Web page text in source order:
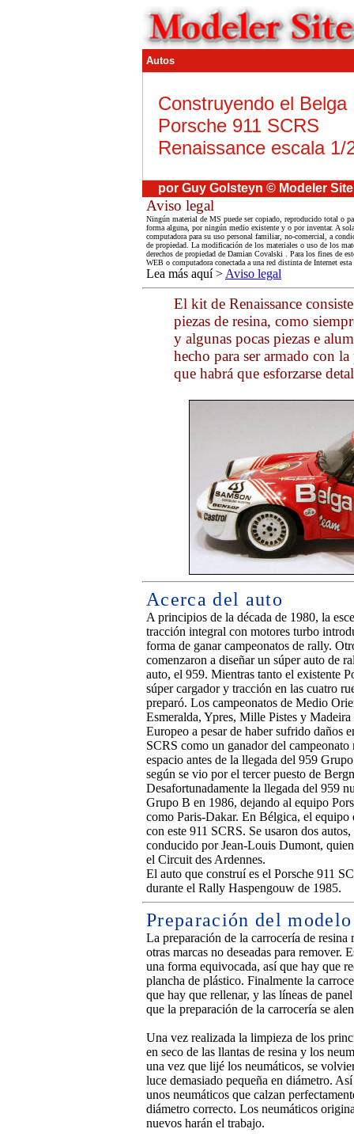
Autos
Construyendo el Belga
Porsche 911 SCRS
Renaissance escala 1/
por Guy Golsteyn © Modeler Site
Aviso legal
Ningún material de MS puede ser copiado, reproducido total o
forma alguna, por ningún medio existente y o por inventar. A
computadora para su uso personal familiar, no-comercial, a
de propiedad. La modificación de los materiales o uso de los
derechos de propiedad de Damian Covalski . Para los fines de
WEB o computadora conectada a una red distinta de Internet
Lea más aquí > Aviso legal
El kit de Renaissance
piezas de resina, como
y algunas pocas piezas e
hecho para ser armado con
que habrá que esforzarse
Acerca del auto
A principios de la década de 1980, la
tracción integral con motores turbo
forma de ganar campeonatos de rally.
comenzaron a diseñar un súper auto de
auto, el 959. Mientras tanto el existente
súper cargador y tracción en las cuatro
preparó. Los campeonatos de Medio
Esmeralda, Ypres, Mille Pistes y
Europeo a pesar de haber sufrido daños
SCRS como un ganador del
espacio antes de la llegada del 959
según se vio por el tercer puesto de
Desafortunadamente la llegada del 959
Grupo B en 1986, dejando al equipo
como Paris-Dakar. En Bélgica, el
con este 911 SCRS. Se usaron dos
conducido por Jean-Louis Dumont,
el Circuit des Ardennes.
El auto que construí es el Porsche 911
durante el Rally Haspengouw de 1985.
Preparación del modelo
La preparación de la carrocería de
otras marcas no deseadas para remover.
una forma equivocada, así que hay que
plancha de plástico. Finalmente la
que hay que rellenar, y las líneas de
que la preparación de la carrocería se
Una vez realizada la limpieza de los
en seco de las llantas de resina y los
una vez que lijé los neumáticos, se
luce demasiado pequeña en diámetro.
unos neumáticos que calzan
diámetro correcto. Los neumáticos
nuevos harán el trabajo.